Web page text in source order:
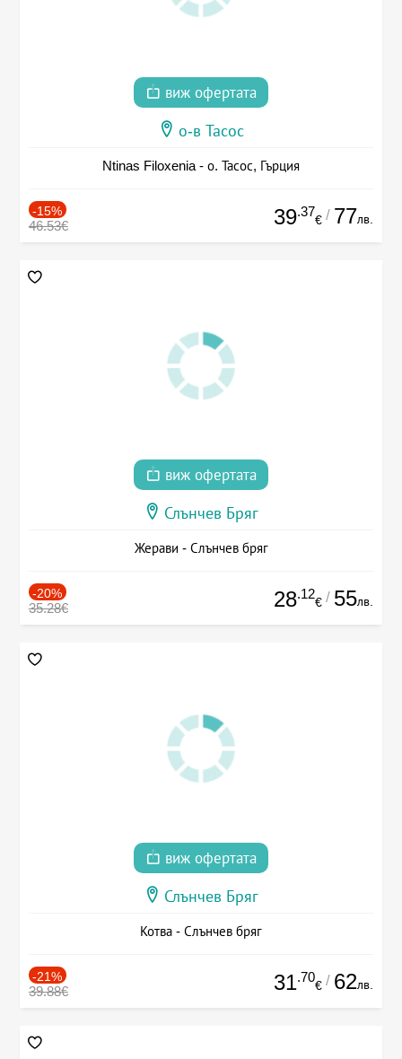
виж офертата
о-в Тасос
Ntinas Filoxenia - о. Тасос, Гърция
-15%
46.53€ 39.37
€ / 77лв.
виж офертата
Слънчев Бряг
Жерави - Слънчев бряг
-20%
35.28€ 28.12
€ / 55лв.
виж офертата
Слънчев Бряг
Котва - Слънчев бряг
-21%
39.88€ 31.70
€ / 62лв.